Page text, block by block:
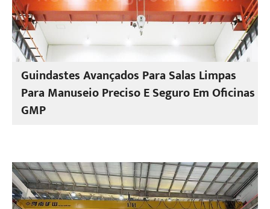
Guindastes Avançados Para Salas Limpas
Para Manuseio Preciso E Seguro Em Oficinas
GMP